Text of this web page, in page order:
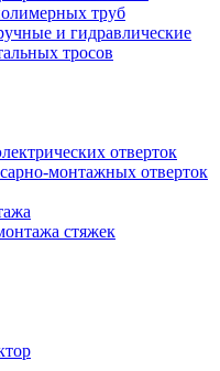
труб
и гидравлические
тросов
отверток
монтажных отверток
стяжек